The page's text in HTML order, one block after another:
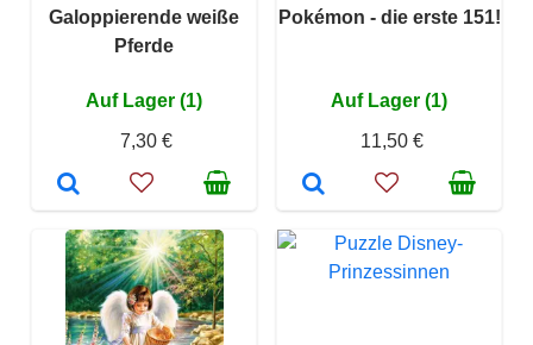
Galoppierende weiße
Pferde
Auf Lager (1)
7,30 €
Pokémon - die erste 151!
Auf Lager (1)
11,50 €